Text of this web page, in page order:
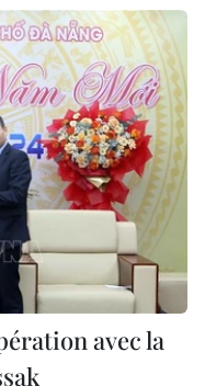
avec la